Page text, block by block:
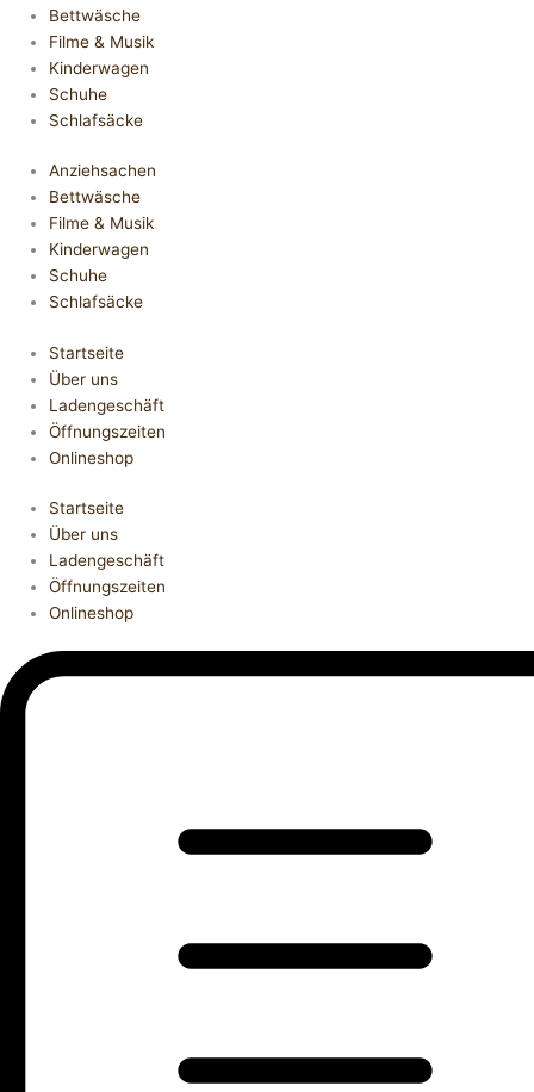
Bettwäsche
Filme & Musik
Kinderwagen
Schuhe
Schlafsäcke
Anziehsachen
Bettwäsche
Filme & Musik
Kinderwagen
Schuhe
Schlafsäcke
Startseite
Über uns
Ladengeschäft
Öffnungszeiten
Onlineshop
Startseite
Über uns
Ladengeschäft
Öffnungszeiten
Onlineshop